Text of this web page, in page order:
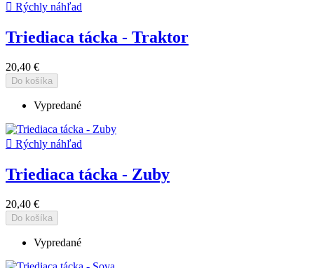
 Rýchly náhľad
Triediaca tácka - Traktor
20,40 €
Do košíka
Vypredané
 Rýchly náhľad
Triediaca tácka - Zuby
20,40 €
Do košíka
Vypredané